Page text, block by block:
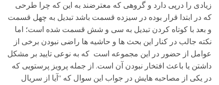
زیادی را درپی دارد و گروهی که معترضند به این که چرا طرحی
که در ابتدا قرار بوده در سیزده قسمت باشد تبدیل به چهل قسمت
و بعد با کوتاه کردن تبدیل به سی و شش قسمت شده است؛ اما
نکته جالب در کنار این بحث ها و حاشیه ها راضی نبودن برخی از
عوامل از حضور در این مجموعه است که به نوعی تایید بر مشکل
داشتن یا باعث افتخار نبودن آن است. از جمله پرویز پرستویی که
در یکی از مصاحبه هایش در جواب این سوال که “آیا از سریال